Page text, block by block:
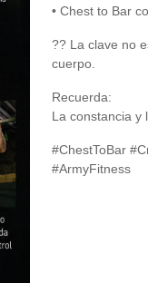
• Chest to Bar
?? La clave no
cuerpo.
Recuerda:
La constancia y
#ChestToBar
#ArmyFitness